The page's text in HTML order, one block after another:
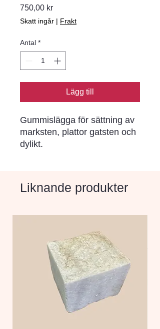
750,00 krPris
Skatt ingår | Frakt
Antal *
Lägg till
Gummislägga för sättning av
marksten, plattor gatsten och
dylikt.
Liknande produkter